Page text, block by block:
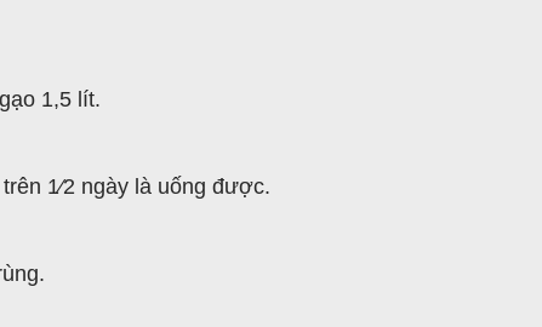
1,5 lít.
1⁄2 ngày là uống được.